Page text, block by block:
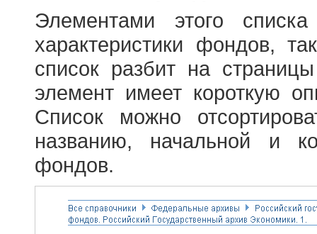
Элементами этого
характеристики фондов,
список разбит на
элемент имеет короткую
Список можно
названию, начальной и
фондов.